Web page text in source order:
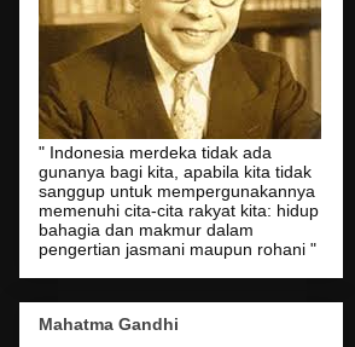
" Indonesia merdeka tidak ada
gunanya bagi kita, apabila kita tidak
sanggup untuk mempergunakannya
memenuhi cita-cita rakyat kita: hidup
bahagia dan makmur dalam
pengertian jasmani maupun rohani "
Mahatma Gandhi